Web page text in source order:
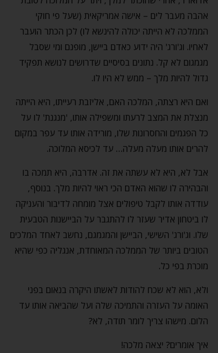
אהבה מעבר לים – אישה אמריקאית (שעל פי חוקי
הממלכה לא הייתה יכולה להינשא לו) לכן הכתר הועבר
לאחיו. וג'ורג' היה ידוע כאדם ביישן, מופנם ומי שסבל
מגמגום לא קל. נתונים בסיסיים שדרושים לנושא תפקיד
גדול להיות מלך – ממש לא היו לו.
ואם היא רצתה, המלכה האם, אליזבת רעייתו, היא הייתה
מנצלת את המצב לרעתו ומשפילה אותו, 'מנגנת' לו על
כל הפגמים והחסרונות שלו, מורידה אותו עד עפר במקום
להרים אותו מעלה מעלה… עד לכיסא המלוכה.
אבל לא, היא לא עשתה את זה. אדרבה, היא תמכה בו
והבהירה לו שהוא האדם הכי ראוי להיות מלך. בנוסף,
עודדה אותו לקבל טיפולים אצל מומחה לדיבור והעניקה
לו ביטחון אדיר שעזר לו להתגבר על הביישנות הטבעית
שלו. וג'ורג' השישי, הביישן והמגמגם, נחשב לאחד המלכים
הטובים ביותר של הממלכה המאוחדת, אנגליה כפי שהיא
מוכרת בפי כל.
ולא, הוא לא שכח להודות לאשתו היקרה בנאום בפני
האומה על העזרה והתמיכה שלה ועל שהביאה אותו עד
הלום. מישהו צריך לומר תודה, לא?
איך אומרים? יצאה מלכה!